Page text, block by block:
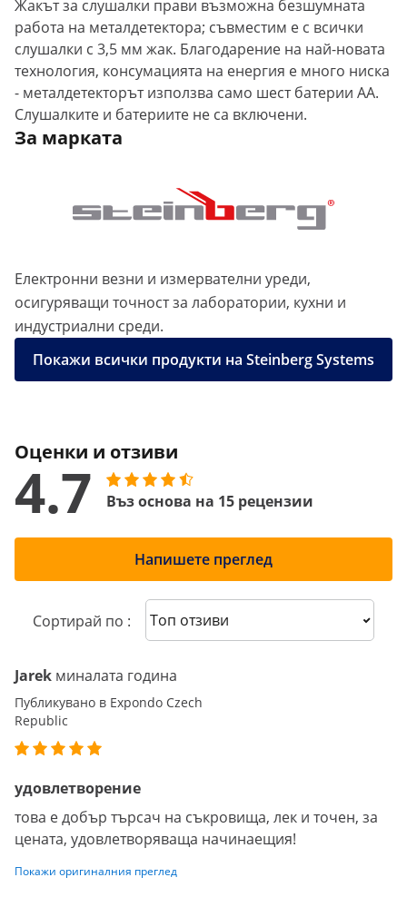
Жакът за слушалки прави възможна безшумната
работа на металдетектора; съвместим е с всички
слушалки с 3,5 мм жак. Благодарение на най-новата
технология, консумацията на енергия е много ниска
- металдетекторът използва само шест батерии AA.
Слушалките и батериите не са включени.
За марката
Електронни везни и измервателни уреди,
осигуряващи точност за лаборатории, кухни и
индустриални среди.
Покажи всички продукти на Steinberg Systems
Оценки и отзиви
4.7 Въз основа на 15 рецензии
Напишете преглед
Сортирай по : Sort reviews
Jarek миналата година
Публикувано в Expondo Czech
Republic
удовлетворение
това е добър търсач на съкровища, лек и точен, за
цената, удовлетворяваща начинаещия!
Покажи оригиналния преглед